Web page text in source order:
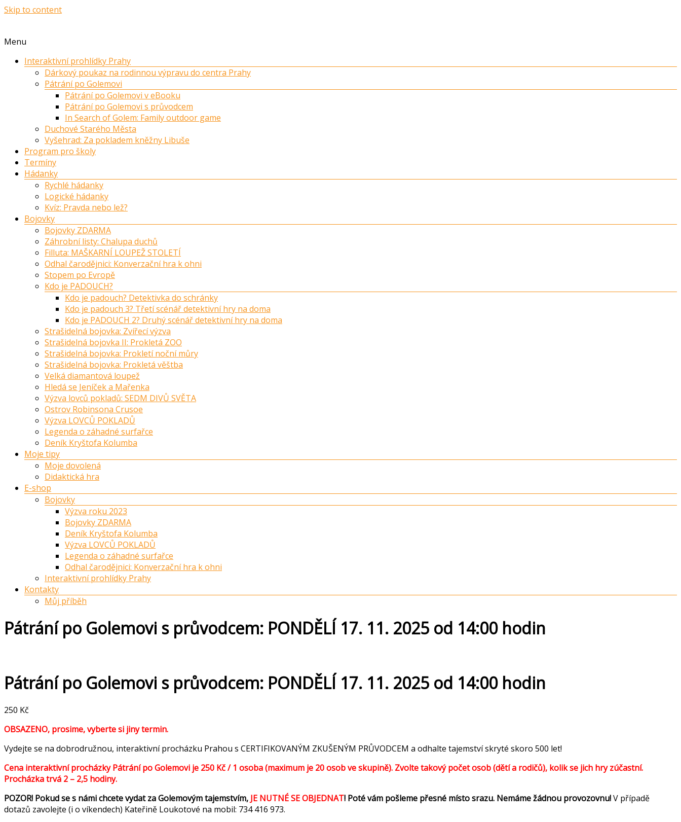
Skip to content
Menu
Interaktivní prohlídky Prahy
Dárkový poukaz na rodinnou výpravu do centra Prahy
Pátrání po Golemovi
Pátrání po Golemovi v eBooku
Pátrání po Golemovi s průvodcem
In Search of Golem: Family outdoor game
Duchové Starého Města
Vyšehrad: Za pokladem kněžny Libuše
Program pro školy
Termíny
Hádanky
Rychlé hádanky
Logické hádanky
Kvíz: Pravda nebo lež?
Bojovky
Bojovky ZDARMA
Záhrobní listy: Chalupa duchů
Filluta: MAŠKARNÍ LOUPEŽ STOLETÍ
Odhal čarodějnici: Konverzační hra k ohni
Stopem po Evropě
Kdo je PADOUCH?
Kdo je padouch? Detektivka do schránky
Kdo je padouch 3? Třetí scénář detektivní hry na doma
Kdo je PADOUCH 2? Druhý scénář detektivní hry na doma
Strašidelná bojovka: Zvířecí výzva
Strašidelná bojovka II: Prokletá ZOO
Strašidelná bojovka: Prokletí noční můry
Strašidelná bojovka: Prokletá věštba
Velká diamantová loupež
Hledá se Jeníček a Mařenka
Výzva lovců pokladů: SEDM DIVŮ SVĚTA
Ostrov Robinsona Crusoe
Výzva LOVCŮ POKLADŮ
Legenda o záhadné surfařce
Deník Kryštofa Kolumba
Moje tipy
Moje dovolená
Didaktická hra
E-shop
Bojovky
Výzva roku 2023
Bojovky ZDARMA
Deník Kryštofa Kolumba
Výzva LOVCŮ POKLADŮ
Legenda o záhadné surfařce
Odhal čarodějnici: Konverzační hra k ohni
Interaktivní prohlídky Prahy
Kontakty
Můj příběh
Pátrání po Golemovi s průvodcem: PONDĚLÍ 17. 11. 2025 od 14:00 hodin
Pátrání po Golemovi s průvodcem: PONDĚLÍ 17. 11. 2025 od 14:00 hodin
250 Kč
OBSAZENO, prosime, vyberte si jiny termin.
Vydejte se na dobrodružnou, interaktivní procházku Prahou s CERTIFIKOVANÝM ZKUŠENÝM PRŮVODCEM a odhalte tajemství skryté skoro 500 let!
Cena interaktivní procházky Pátrání po Golemovi je 250 Kč / 1 osoba (maximum je 20 osob ve skupině). Zvolte takový počet osob (dětí a rodičů), kolik se jich hry zúčastní.
Procházka trvá 2 – 2,5 hodiny.
POZOR! Pokud se s námi chcete vydat za Golemovým tajemstvím, JE NUTNÉ SE OBJEDNAT! Poté vám pošleme přesné místo srazu. Nemáme žádnou provozovnu!V případě
dotazů zavolejte (i o víkendech) Kateřině Loukotové na mobil: 734 416 973.